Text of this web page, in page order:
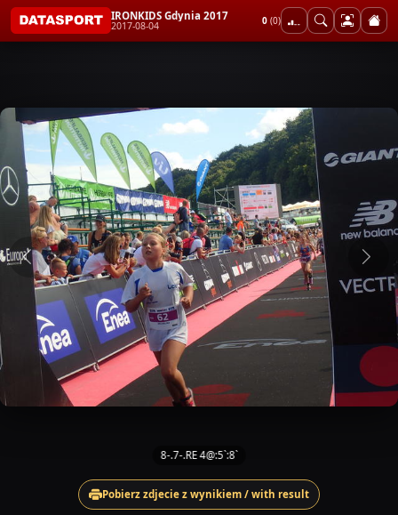
IRONKIDS Gdynia 2017
2017-08-04 0 (0)
8-.7-.RE 4@:5`:8`
Pobierz zdjecie z wynikiem / with result